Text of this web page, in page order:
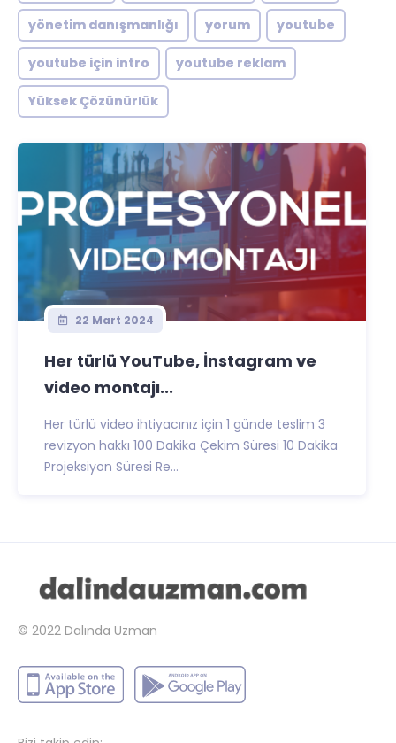
yönetim danışmanlığı yorum youtube
youtube için intro youtube reklam
Yüksek Çözünürlük
22 Mart 2024
Her türlü YouTube, İnstagram ve
video montajı...
Her türlü video ihtiyacınız için 1 günde teslim 3
revizyon hakkı 100 Dakika Çekim Süresi 10 Dakika
Projeksiyon Süresi Re...
© 2022 Dalında Uzman